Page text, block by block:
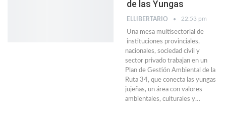
de las Yungas
ELLIBERTARIO 22:53 pm
Una mesa multisectorial de
instituciones provinciales,
nacionales, sociedad civil y
sector privado trabajan en un
Plan de Gestión Ambiental de la
Ruta 34, que conecta las yungas
jujeñas, un área con valores
ambientales, culturales y…